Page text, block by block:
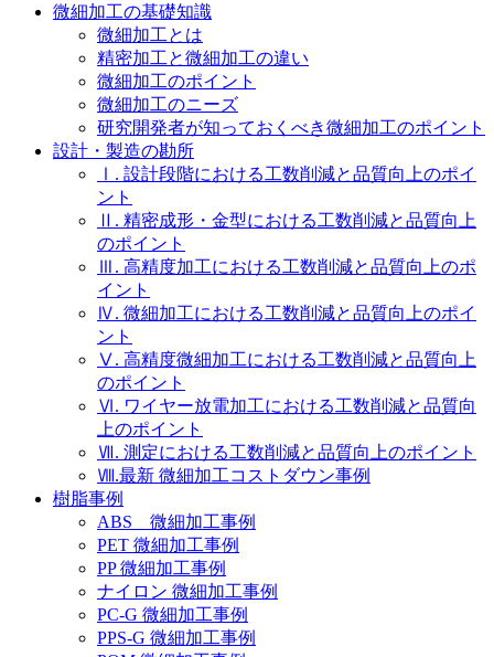
微細加工の基礎知識
微細加工とは
精密加工と微細加工の違い
微細加工のポイント
微細加工のニーズ
研究開発者が知っておくべき微細加工のポイント
設計・製造の勘所
Ⅰ. 設計段階における工数削減と品質向上のポイ
ント
Ⅱ. 精密成形・金型における工数削減と品質向上
のポイント
Ⅲ. 高精度加工における工数削減と品質向上のポ
イント
Ⅳ. 微細加工における工数削減と品質向上のポイ
ント
Ⅴ. 高精度微細加工における工数削減と品質向上
のポイント
Ⅵ. ワイヤー放電加工における工数削減と品質向
上のポイント
Ⅶ. 測定における工数削減と品質向上のポイント
Ⅷ.最新 微細加工コストダウン事例
樹脂事例
ABS 微細加工事例
PET 微細加工事例
PP 微細加工事例
ナイロン 微細加工事例
PC-G 微細加工事例
PPS-G 微細加工事例